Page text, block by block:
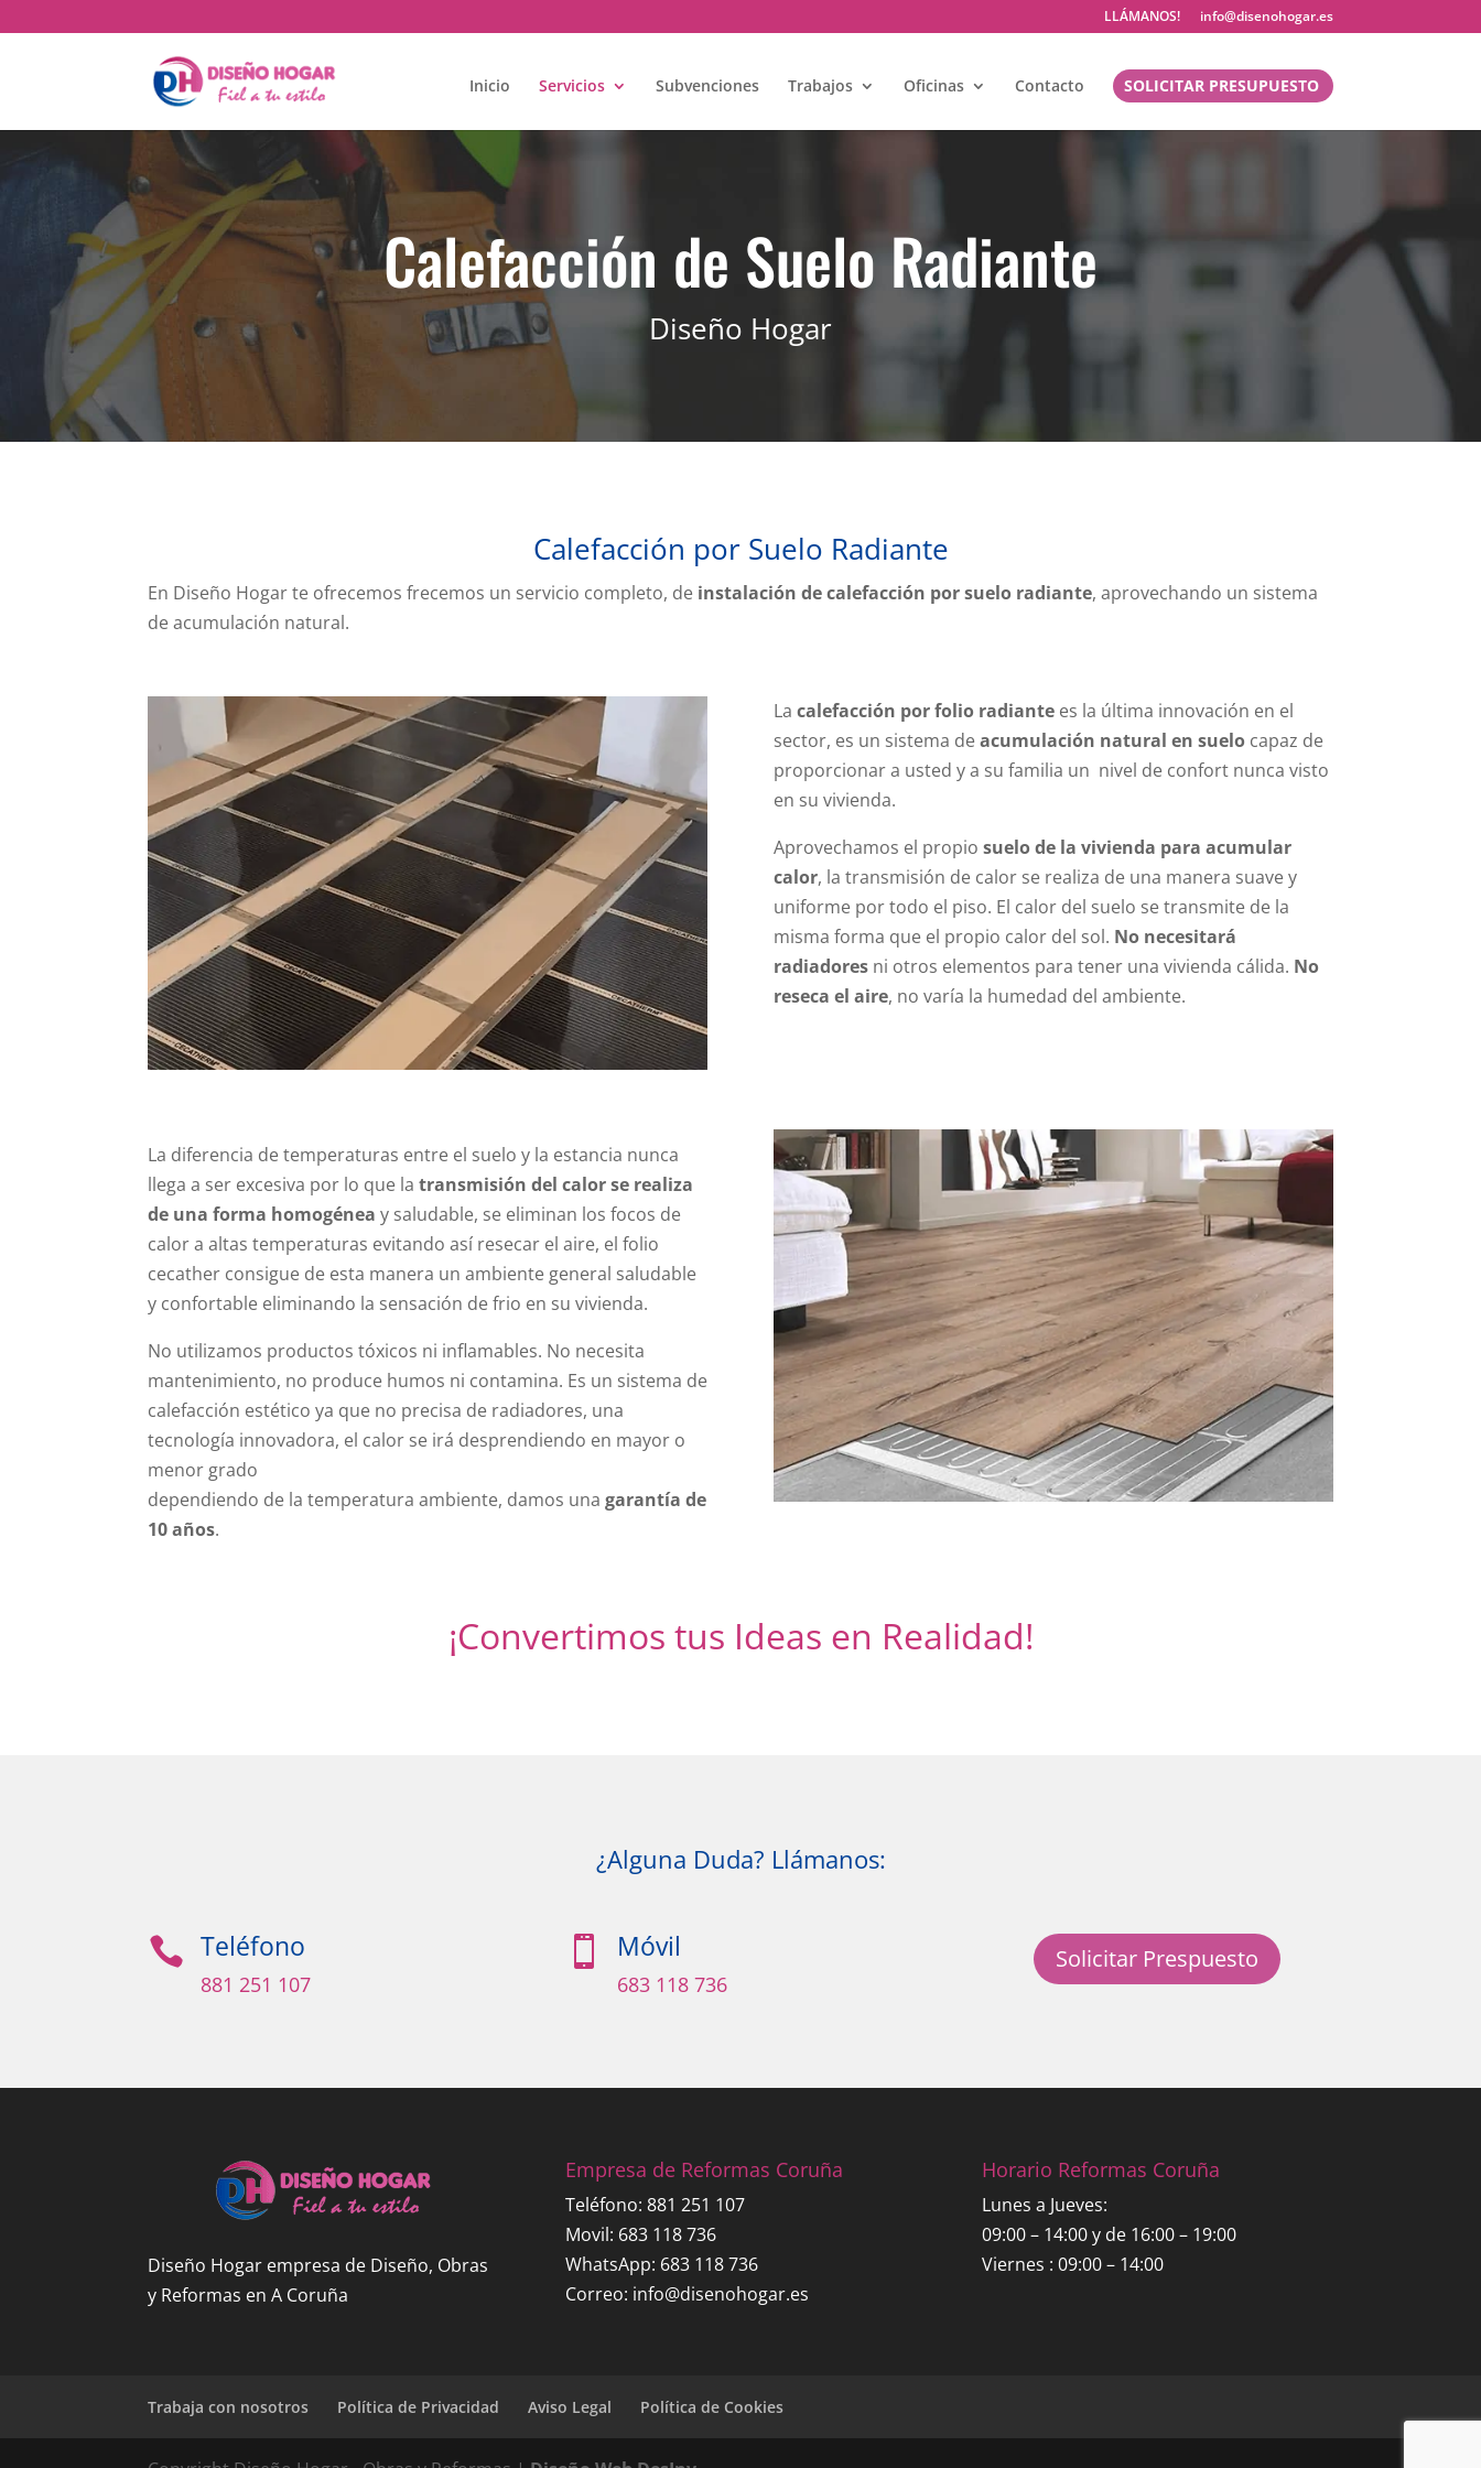
LLÁMANOS! info@disenohogar.es
Inicio Servicios Subvenciones Trabajos Oficinas Contacto SOLICITAR PRESUPUESTO
Calefacción de Suelo Radiante
Diseño Hogar
Calefacción por Suelo Radiante
En Diseño Hogar te ofrecemos frecemos un servicio completo, de instalación de calefacción por suelo radiante, aprovechando un sistema
de acumulación natural.
La calefacción por folio radiantees la última innovación en el
sector, es un sistema deacumulación natural en suelocapaz de
proporcionar a usted y a su familia un nivel de confort nunca visto
en su vivienda.
Aprovechamos el propio suelo de la vivienda para acumular
calor, la transmisión de calor se realiza de una manera suave y
uniforme por todo el piso. El calor del suelo se transmite de la
misma forma que el propio calor del sol. No necesitará
radiadoresni otros elementos para tener una vivienda cálida. No
reseca el aire, no varía la humedad del ambiente.
La diferencia de temperaturas entre el suelo y la estancia nunca
llega a ser excesiva por lo que latransmisión del calor se realiza
de una forma homogénea y saludable, se eliminan los focos de
calor a altas temperaturas evitando así resecar el aire, el folio
cecather consigue de esta manera un ambiente general saludable
y confortable eliminando la sensación de frio en su vivienda.
No utilizamos productos tóxicos ni inflamables. No necesita
mantenimiento, no produce humos ni contamina. Es un sistema de
calefacción estético ya que no precisa de radiadores, una
tecnología innovadora, el calor se irá desprendiendo en mayor o
menor grado
dependiendo de la temperatura ambiente, damos unagarantía de
10 años.
¡Convertimos tus Ideas en Realidad!
¿Alguna Duda? Llámanos:
 Teléfono
881 251 107
 Móvil
683 118 736
Solicitar Prespuesto
Diseño Hogar empresa de Diseño, Obras
y Reformas en A Coruña
Empresa de Reformas Coruña
Teléfono: 881 251 107
Movil: 683 118 736
WhatsApp: 683 118 736
Correo: info@disenohogar.es
Horario Reformas Coruña
Lunes a Jueves:
09:00 – 14:00 y de 16:00 – 19:00
Viernes : 09:00 – 14:00
Trabaja con nosotros Política de Privacidad Aviso Legal Política de Cookies